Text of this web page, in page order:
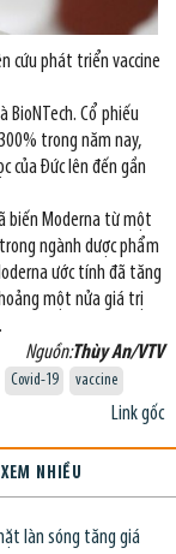
cứu phát triển vaccine
Cổ phiếu
trong năm nay,
của Đức lên đến gần
biến Moderna từ một
ngành dược phẩm
ước tính đã tăng
một nửa giá trị
Nguồn:Thùy An/VTV
Covid-19 vaccine
Link gốc
XEM NHIỀU
làn sóng tăng giá